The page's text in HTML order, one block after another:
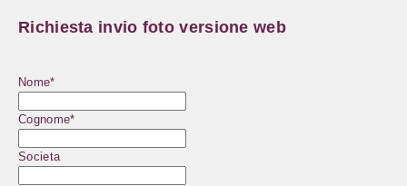
Richiesta invio foto versione web
Nome*
Cognome*
Societa